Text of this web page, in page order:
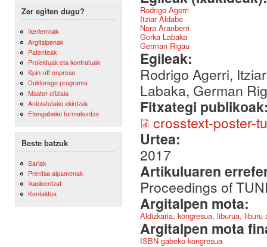
Zer egiten dugu?
Ikerlerroak
Argitalpenak
Patenteak
Proiektuak eta kontratuak
Spin-off enpresa
Doktorego programa
Master ofiziala
Antolatutako ekintzak
Etengabeko formakuntza
Beste batzuk
Sariak
Prentsa aipamenak
Ikasleentzat
Kontaktua
Rodrigo Agerri
Itziar Aldabe
Nora Aranberri
Gorka Labaka
German Rigau
Egileak:
Rodrigo Agerri,
Labaka, German
Fitxategi
crosstext-poster-
Urtea:
2017
Artikuluaren
Proceedings of
Argitalpen mota:
Aldizkaria, kongresua, liburua,
Argitalpen mota
ISBN gabeko kongresua